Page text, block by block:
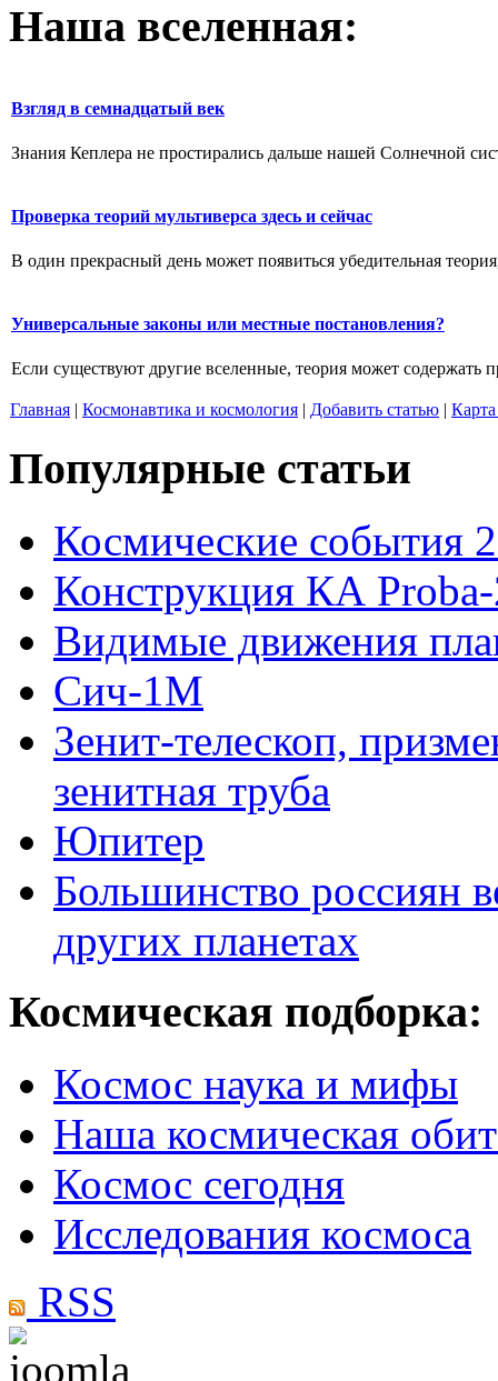
Наша вселенная:
Взгляд в семнадцатый век
Знания Кеплера не простирались дальше нашей Солнечной
Проверка теорий мультиверса здесь и сейчас
В один прекрасный день может появиться убедительная
Универсальные законы или местные постановления?
Если существуют другие вселенные, теория может содержать
Главная | Космонавтика и космология | Добавить статью | Карта
Популярные статьи
Космические события
Конструкция КА
Видимые движения
Сич-1М
Зенит-телескоп,
зенитная труба
Юпитер
Большинство россиян
других планетах
Космическая подборка:
Космос наука и мифы
Наша космическая
Космос сегодня
Исследования космоса
RSS